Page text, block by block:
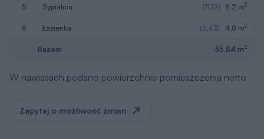
5 sypialnia (11,12) 8,2 m2
6 łazienka (6,43) 4,8 m2
Razem 35,54 m2
W nawiasach podano powierzchnie pomieszczenia netto
Zapytaj o możliwość zmian